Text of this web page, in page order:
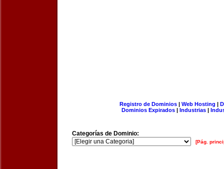
Registro de Dominios| Web Hosting |
Dominios Expirados | Industrias |
Categorías de Dominio:
[Pág.